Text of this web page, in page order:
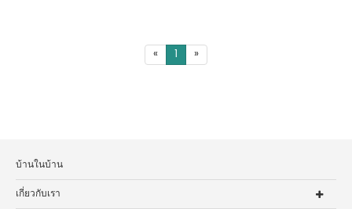
« 1 »
บ้านในบ้าน
เกี่ยวกับเรา